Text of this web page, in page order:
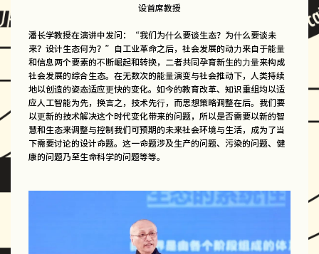
设首席教授
潘长学教授在演讲中发问：“我们为什么要谈生态？为什么要谈未
来？设计生态何为？”自工业革命之后，社会发展的动力来自于能量
和信息两个要素的不断崛起和转换，二者共同孕育新生的力量来构成
社会发展的综合生态。在无数次的能量演变与社会推动下，人类持续
地以创造的姿态适应更快的变化。如今的教育改革、知识重组均以适
应人工智能为先，换言之，技术先行，而思想策略调整在后。我们要
以更新的技术解决这个时代变化带来的问题，所以是否需要以新的智
慧和生态来调整与控制我们可预期的未来社会环境与生活，成为了当
下需要讨论的设计命题。这一命题涉及生产的问题、污染的问题、健
康的问题乃至生命科学的问题等等。